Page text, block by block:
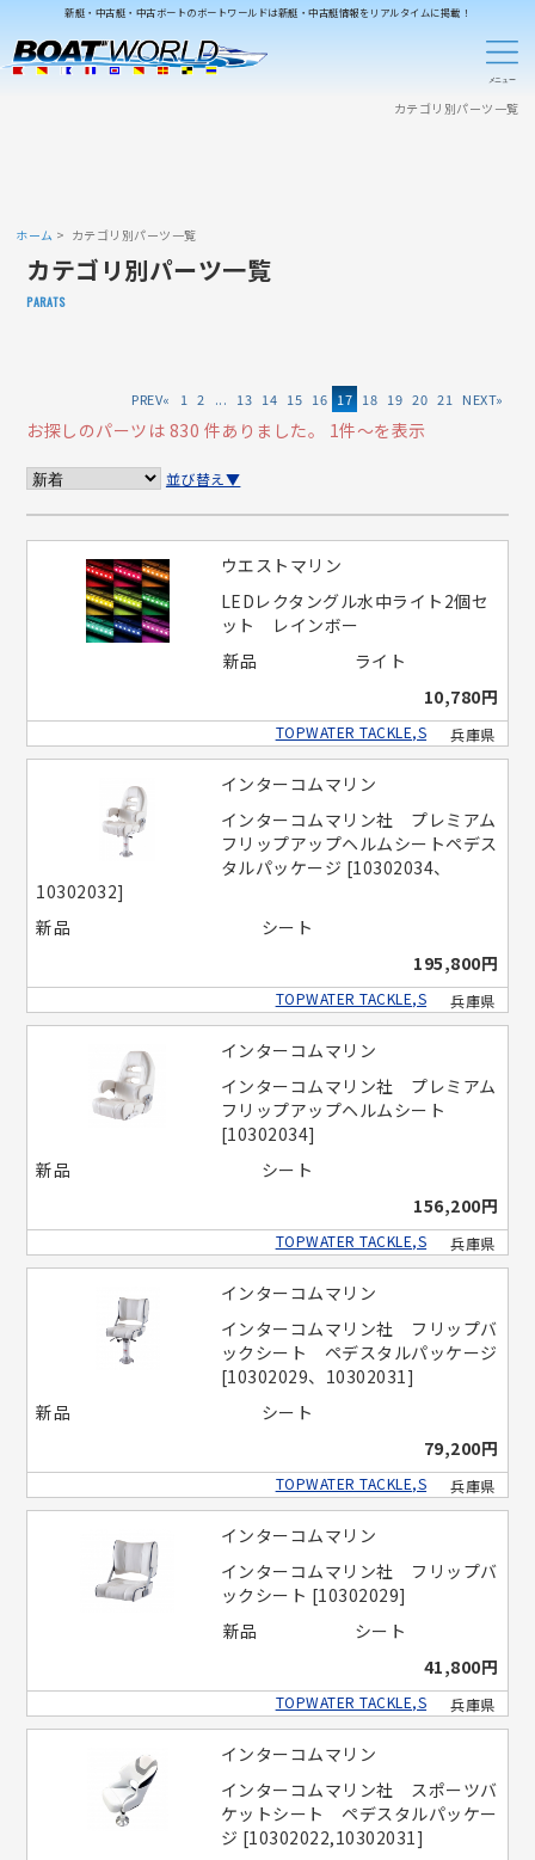
新艇・中古艇・中古ボートのボートワールドは新艇・中古艇情報をリアルタイムに掲載！
カテゴリ別パーツ一覧
ホーム カテゴリ別パーツ一覧
カテゴリ別パーツ一覧
PARATS
« 1 2 ... 13 14 15 16 17 18 19 20 21 »
お探しのパーツは 830 件ありました。 1件～を表示
並び替え▼
ウエストマリン
LEDレクタングル水中ライト2個セ
ット レインボー
新品
ライト
10,780円
兵庫県
TOPWATER TACKLE,S
インターコムマリン
インターコムマリン社 プレミアム
フリップアップヘルムシートペデス
タルパッケージ [10302034、
10302032]
新品
シート
195,800円
兵庫県
TOPWATER TACKLE,S
インターコムマリン
インターコムマリン社 プレミアム
フリップアップヘルムシート
[10302034]
新品
シート
156,200円
兵庫県
TOPWATER TACKLE,S
インターコムマリン
インターコムマリン社 フリップバ
ックシート ペデスタルパッケージ
[10302029、10302031]
新品
シート
79,200円
兵庫県
TOPWATER TACKLE,S
インターコムマリン
インターコムマリン社 フリップバ
ックシート [10302029]
新品
シート
41,800円
兵庫県
TOPWATER TACKLE,S
インターコムマリン
インターコムマリン社 スポーツバ
ケットシート ペデスタルパッケー
ジ [10302022,10302031]